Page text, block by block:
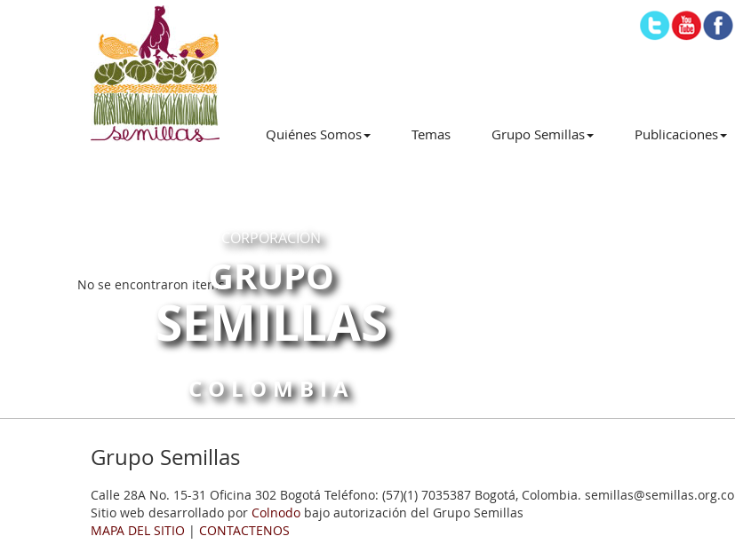
Quiénes Somos Temas Grupo Semillas Publicaciones
CORPORACIÓN
GRUPO
SEMILLAS
COLOMBIA
No se encontraron items
Grupo Semillas
Calle 28A No. 15-31 Oficina 302 Bogotá Teléfono: (57)(1) 7035387 Bogotá, Colombia. semillas@semillas.org.co
Sitio web desarrollado por Colnodo bajo autorización del Grupo Semillas
MAPA DEL SITIO | CONTACTENOS